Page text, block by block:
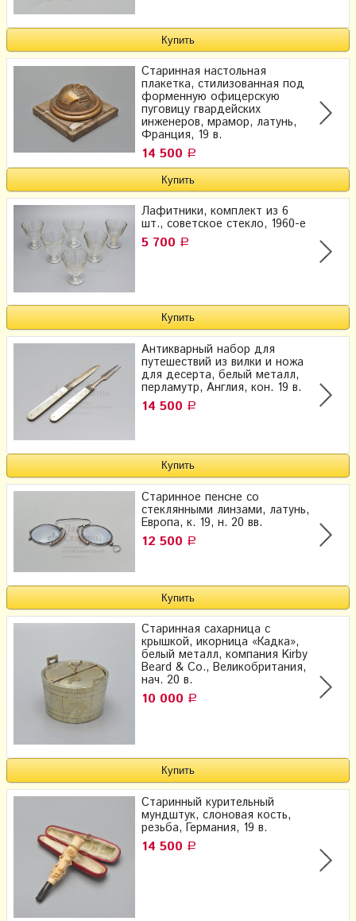
Старинная настольная
плакетка, стилизованная под
форменную офицерскую
пуговицу гвардейских
инженеров, мрамор, латунь,
Франция, 19 в.
14 500 Р
Лафитники, комплект из 6
шт., советское стекло, 1960-е
5 700 Р
Антикварный набор для
путешествий из вилки и ножа​
для десерта, белый металл,
перламутр, Англия, кон. 19 в.
14 500 Р
Старинное пенсне со
стеклянными линзами, латунь,
Европа, к. 19, н. 20 вв.
12 500 Р
Старинная сахарница с
крышкой, икорница «Кадка»,
белый металл, компания Kirby
Beard & Co., Великобритания,
нач. 20 в.
10 000 Р
Старинный курительный
мундштук, слоновая кость,
резьба, Германия, 19 в.
14 500 Р